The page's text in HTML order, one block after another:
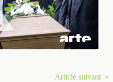
Article suivant »